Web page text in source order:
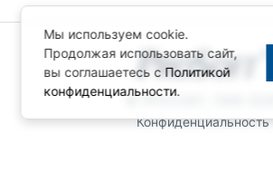
© ПРОСОФТ, 1996-2026
Конфиденциальность
Мы используем cookie.
Продолжая использовать сайт,
вы соглашаетесь с Политикой
конфиденциальности.